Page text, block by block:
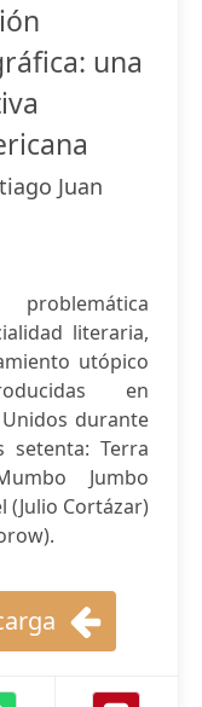
una
Juan
literaria,
utópico
en
durante
Terra
Jumbo
(Julio Cortázar)